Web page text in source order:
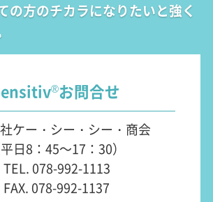
の方のチカラになりたいと強く
®お問合せ
ケー・シー・シー・商会
平日8：45～17：30）
TEL. 078-992-1113
FAX. 078-992-1137